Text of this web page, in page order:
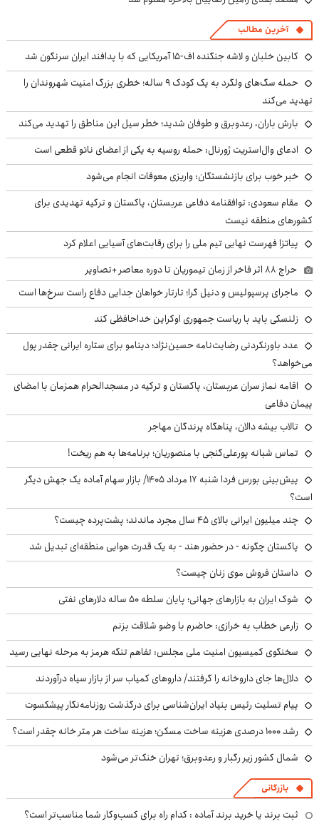
آخرین مطالب
کابین خلبان و لاشه جنگنده اف-۱۵ آمریکایی که با پدافند ایران سرنگون شد
حمله سگ‌های ولگرد به یک کودک ۹ ساله؛ خطری بزرگ امنیت شهروندان را
تهدید می‌کند
بارش باران، رعدوبرق و طوفان شدید؛ خطر سیل این مناطق را تهدید می‌کند
ادعای وال‌استریت ژورنال: حمله روسیه به یکی از اعضای ناتو قطعی است
خبر خوب برای بازنشستگان: واریزی معوقات انجام می‌شود
مقام سعودی: توافقنامه دفاعی عربستان، پاکستان و ترکیه تهدیدی برای
کشورهای منطقه نیست
پیاتزا فهرست نهایی تیم ملی را برای رقابت‌های آسیایی اعلام کرد
حراج ۸۸ اثر فاخر از زمان تیموریان تا دوره معاصر +تصاویر
ماجرای پرسپولیس و دنیل گرا؛ تارتار خواهان جدایی دفاع راست سرخ‌ها است
زلنسکی باید با ریاست جمهوری اوکراین خداحافظی کند
عدد باورنکردنی رضایت‌نامه حسین‌نژاد؛ دینامو برای ستاره ایرانی چقدر پول
می‌خواهد؟
اقامه نماز سران عربستان، پاکستان و ترکیه در مسجدالحرام همزمان با امضای
پیمان دفاعی
تالاب بیشه دالان، پناهگاه پرندگان مهاجر
تماس شبانه پورعلی‌گنجی با منصوریان؛ برنامه‌ها به هم ریخت!
پیش‌بینی بورس فردا شنبه ۱۷ مرداد ۱۴۰۵/ بازار سهام آماده یک جهش دیگر
است؟
چند میلیون ایرانی بالای ۴۵ سال مجرد ماندند؛ پشت‌پرده چیست؟
پاکستان چگونه - در حضور هند - به یک قدرت هوایی منطقه‌ای تبدیل شد
داستان فروش موی زنان چیست؟
شوک ایران به بازارهای جهانی؛ پایان سلطه ۵۰ ساله دلارهای نفتی
زارعی خطاب به خرازی: حاضرم با وضو شلاقت بزنم
سخنگوی کمیسیون امنیت ملی مجلس: تفاهم تنگه هرمز به مرحله نهایی رسید
دلال‌ها جای داروخانه را گرفتند/ داروهای کمیاب سر از بازار سیاه درآوردند
پیام تسلیت رئیس بنیاد ایران‌شناسی برای درگذشت روزنامه‌نگار پیشکسوت
رشد ۱۰۰۰ درصدی هزینه ساخت مسکن؛ هزینه ساخت هر متر خانه چقدر است؟
شمال کشور زیر رگبار و رعدوبرق؛ تهران خنک‌تر می‌شود
بازرگانی
ثبت برند یا خرید برند آماده : کدام راه برای کسب‌وکار شما مناسب‌تر است؟